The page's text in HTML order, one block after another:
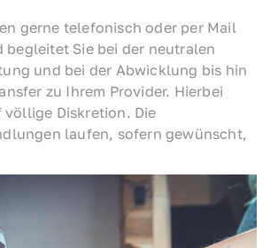
gerne telefonisch oder per Mail
begleitet Sie bei der neutralen
und bei der Abwicklung bis hin
zu Ihrem Provider. Hierbei
völlige Diskretion. Die
laufen, sofern gewünscht,